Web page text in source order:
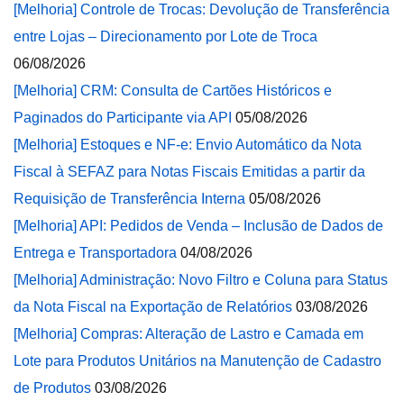
[Melhoria] Controle de Trocas: Devolução de Transferência
entre Lojas – Direcionamento por Lote de Troca
06/08/2026
[Melhoria] CRM: Consulta de Cartões Históricos e
Paginados do Participante via API 05/08/2026
[Melhoria] Estoques e NF-e: Envio Automático da Nota
Fiscal à SEFAZ para Notas Fiscais Emitidas a partir da
Requisição de Transferência Interna 05/08/2026
[Melhoria] API: Pedidos de Venda – Inclusão de Dados de
Entrega e Transportadora 04/08/2026
[Melhoria] Administração: Novo Filtro e Coluna para Status
da Nota Fiscal na Exportação de Relatórios 03/08/2026
[Melhoria] Compras: Alteração de Lastro e Camada em
Lote para Produtos Unitários na Manutenção de Cadastro
de Produtos 03/08/2026